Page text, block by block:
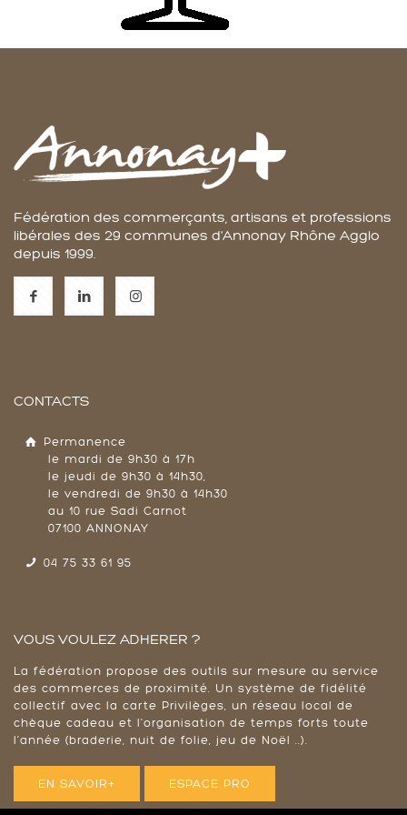
Fédération des commerçants, artisans et professions
libérales des 29 communes d'Annonay Rhône Agglo
depuis 1999.
CONTACTS
Permanence
le mardi de 9h30 à 17h
le jeudi de 9h30 à 14h30,
le vendredi de 9h30 à 14h30
au 10 rue Sadi Carnot
07100 ANNONAY
04 75 33 61 95
VOUS VOULEZ ADHERER ?
La fédération propose des outils sur mesure au service
des commerces de proximité. Un système de fidélité
collectif avec la carte Privilèges, un réseau local de
chèque cadeau et l'organisation de temps forts toute
l’année (braderie, nuit de folie, jeu de Noël ..).
EN SAVOIR+ ESPACE PRO